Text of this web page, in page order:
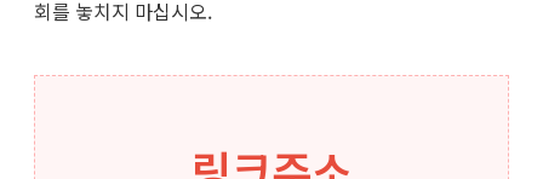
회를 놓치지 마십시오.